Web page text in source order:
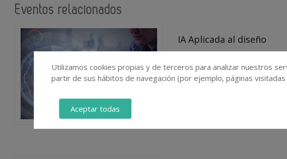
Eventos relacionados
IA Aplicada al diseño
2024-01-17 - 2024-01-17
Utilizamos cookies propias y de terceros para analizar nuestros
partir de sus hábitos de navegación (por ejemplo, páginas
Aceptar todas